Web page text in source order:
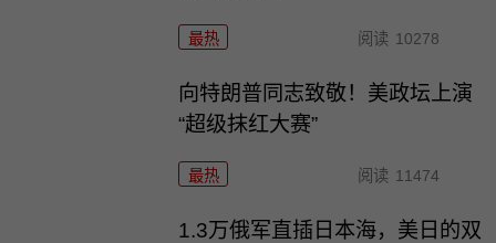
最热 阅读 10278
向特朗普同志致敬！美政坛上演
“超级抹红大赛”
最热 阅读 11474
1.3万俄军直插日本海，美日的双